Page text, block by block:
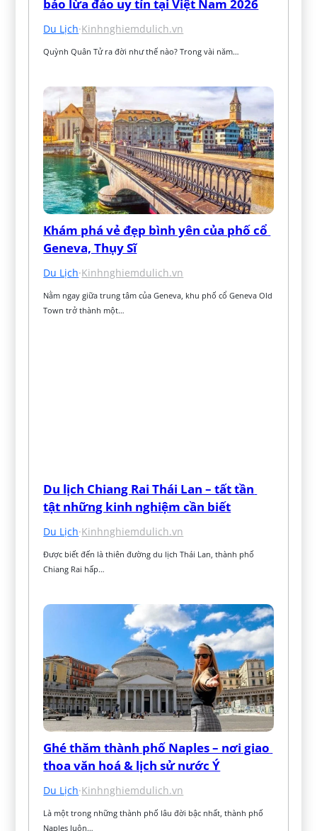
báo lừa đảo uy tín tại Việt Nam 2026
Du Lịch·Kinhnghiemdulich.vn
Quỳnh Quân Tử ra đời như thế nào? Trong vài năm…
Khám phá vẻ đẹp bình yên của phố cổ
Geneva, Thụy Sĩ
Du Lịch·Kinhnghiemdulich.vn
Nằm ngay giữa trung tâm của Geneva, khu phố cổ Geneva Old
Town trở thành một…
Du lịch Chiang Rai Thái Lan – tất tần
tật những kinh nghiệm cần biết
Du Lịch·Kinhnghiemdulich.vn
Được biết đến là thiên đường du lịch Thái Lan, thành phố
Chiang Rai hấp…
Ghé thăm thành phố Naples – nơi giao
thoa văn hoá & lịch sử nước Ý
Du Lịch·Kinhnghiemdulich.vn
Là một trong những thành phố lâu đời bậc nhất, thành phố
Naples luôn…